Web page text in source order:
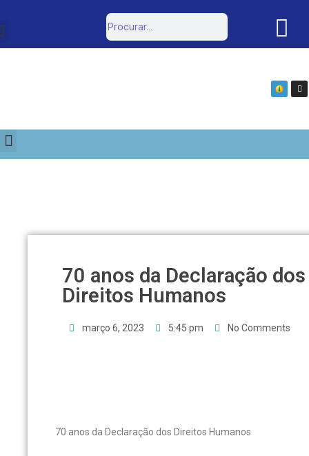
70 anos da Declaração dos
Direitos Humanos
março 6, 2023 5:45 pm No Comments
70 anos da Declaração dos Direitos Humanos